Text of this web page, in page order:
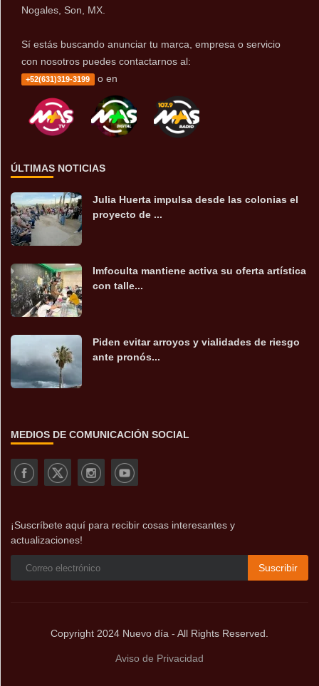
Nogales, Son, MX.
Sí estás buscando anunciar tu marca, empresa o servicio
con nosotros puedes contactarnos al:
+52(631)319-3199 o en
ÚLTIMAS NOTICIAS
Julia Huerta impulsa desde las colonias el
proyecto de ...
Imfoculta mantiene activa su oferta artística
con talle...
Piden evitar arroyos y vialidades de riesgo
ante pronós...
MEDIOS DE COMUNICACIÓN SOCIAL
¡Suscríbete aquí para recibir cosas interesantes y
actualizaciones!
Suscribir
Copyright 2024 Nuevo día - All Rights Reserved.
Aviso de Privacidad